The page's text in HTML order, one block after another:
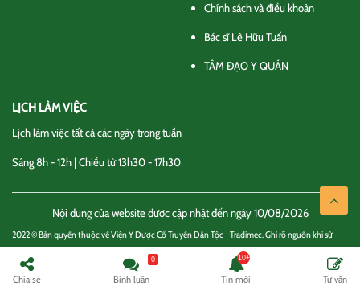
Chính sách và điều khoản
Bác sĩ Lê Hữu Tuấn
TÂM ĐẠO Y QUÁN
LỊCH LÀM VIỆC
Lịch làm việc tất cả các ngày trong tuần
Sáng 8h - 12h | Chiều từ 13h30 - 17h30
Nội dung của website được cập nhật đến ngày 10/08/2026
2022 © Bản quyền thuộc về Viện Y Dược Cổ Truyền Dân Tộc - Tradimec. Ghi rõ nguồn khi sử
Chính sách và điều khoản
Chia sẻ Bình luận
0
Tin mới Tư vấn